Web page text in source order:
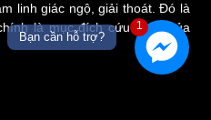
1
Bạn cần hỗ trợ?
linh giác ngộ, giải thoát. Đó là
là mục đích cứu cánh của